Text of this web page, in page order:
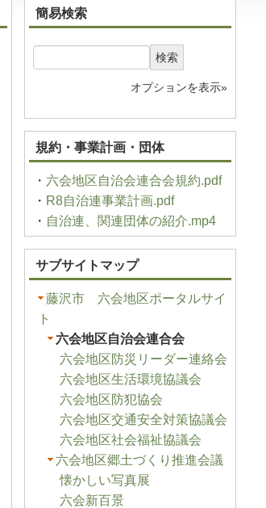
簡易検索
検索
オプションを表示»
規約・事業計画・団体
・ 六会地区自治会連合会規約.pdf
・ R8自治連事業計画.pdf
・ 自治連、関連団体の紹介.mp4
サブサイトマップ
藤沢市 六会地区ポータルサイ
ト
六会地区自治会連合会
六会地区防災リーダー連絡会
六会地区生活環境協議会
六会地区防犯協会
六会地区交通安全対策協議会
六会地区社会福祉協議会
六会地区郷土づくり推進会議
懐かしい写真展
六会新百景